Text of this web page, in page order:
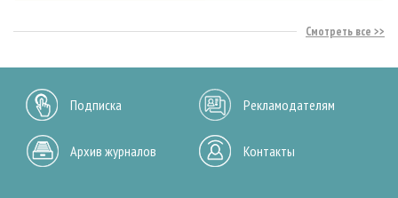
Смотреть все
Подписка Рекламодателям
Архив журналов Контакты